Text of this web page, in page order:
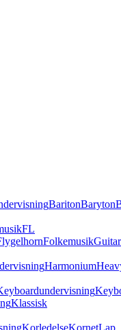
BaritonBaryton
FL
Folkemusik
Harmonium
Klassisk